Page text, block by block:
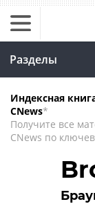
Разделы
Индексная
CNews*
Получите все
CNews по